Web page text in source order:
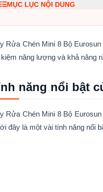
MỤC LỤC NỘI DUNG
1.1Thiết kế nhỏ gọn,
1.2 Sức chứa cao phù
1.4
1.5Chức năng an toàn
Rửa Chén Mini 8 Bộ
năng lượng và khả năng
năng nổi bật
Rửa Chén Mini 8 Bộ
đây là một vài tính năng nổi